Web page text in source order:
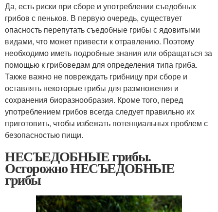
Да, есть риски при сборе и употреблении съедобных
грибов с пеньков. В первую очередь, существует
опасность перепутать съедобные грибы с ядовитыми
видами, что может привести к отравлению. Поэтому
необходимо иметь подробные знания или обращаться за
помощью к грибоведам для определения типа гриба.
Также важно не повреждать грибницу при сборе и
оставлять некоторые грибы для размножения и
сохранения биоразнообразия. Кроме того, перед
употреблением грибов всегда следует правильно их
приготовить, чтобы избежать потенциальных проблем с
безопасностью пищи.
НЕСЪЕДОБНЫЕ грибы.
Осторожно НЕСЪЕДОБНЫЕ
грибы